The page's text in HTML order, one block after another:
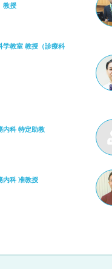
教授
学教室 教授（診療科
内科 特定助教
内科 准教授